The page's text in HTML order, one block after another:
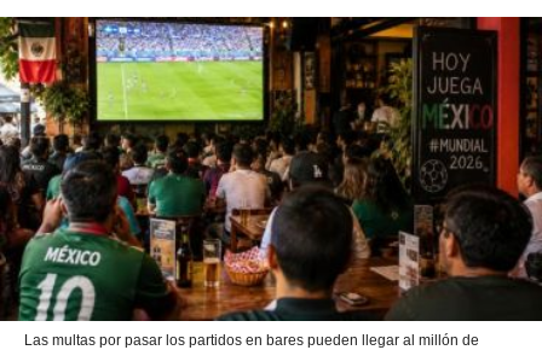
Las multas por pasar los partidos en bares pueden llegar al millón de